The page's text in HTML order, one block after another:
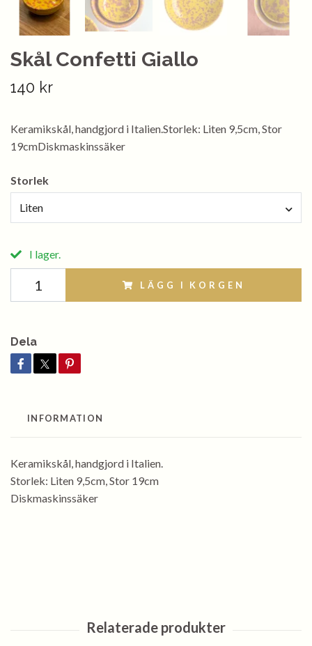
Skål Confetti Giallo
140 kr
Keramikskål, handgjord i Italien.Storlek: Liten 9,5cm, Stor
19cmDiskmaskinssäker
Storlek
Liten
I lager.
LÄGG I KORGEN
Dela
INFORMATION
Keramikskål, handgjord i Italien.
Storlek: Liten 9,5cm, Stor 19cm
Diskmaskinssäker